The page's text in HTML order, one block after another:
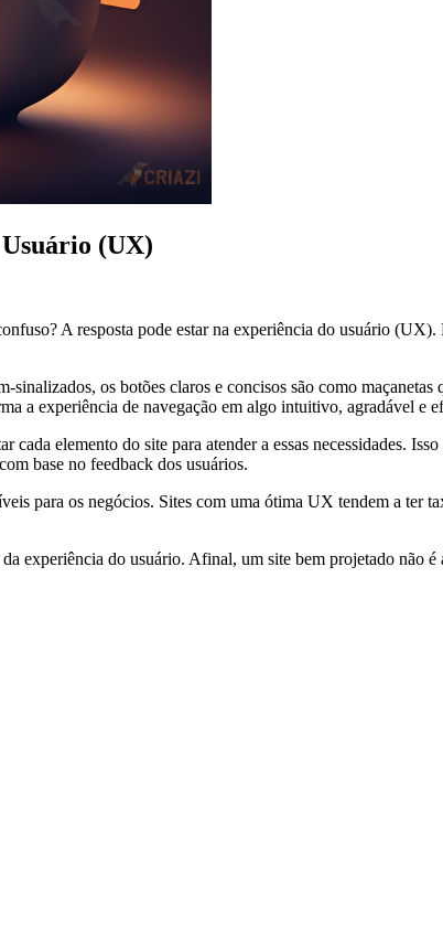
(UX)
A resposta pode estar na experiência do usuário
os botões claros e concisos são como maçanetas
a experiência de navegação em algo intuitivo, agradável e
elemento do site para atender a essas necessidades.
base no feedback dos usuários.
para os negócios. Sites com uma ótima UX tendem a ter
experiência do usuário. Afinal, um site bem projetado não é